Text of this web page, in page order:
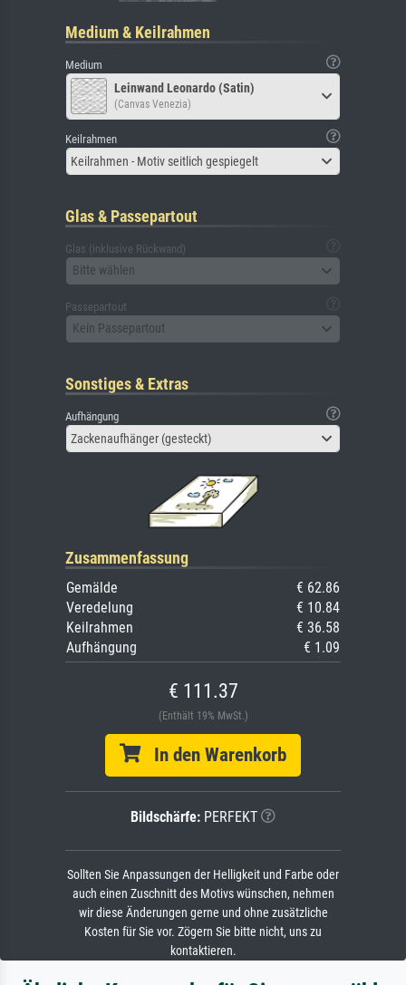
Medium & Keilrahmen
Medium
Leinwand Leonardo (Satin)
(Canvas Venezia)
Keilrahmen
Keilrahmen - Motiv seitlich gespiegelt
Glas & Passepartout
Glas (inklusive Rückwand)
Bitte wählen
Passepartout
Kein Passepartout
Sonstiges & Extras
Aufhängung
Zackenaufhänger (gesteckt)
Zusammenfassung
Gemälde
€ 62.86
Veredelung
€ 10.84
Keilrahmen
€ 36.58
Aufhängung
€ 1.09
€ 111.37
(Enthält 19% MwSt.)
In den Warenkorb
Bildschärfe: PERFEKT
Sollten Sie Anpassungen der Helligkeit und Farbe oder
auch einen Zuschnitt des Motivs wünschen, nehmen
wir diese Änderungen gerne und ohne zusätzliche
Kosten für Sie vor. Zögern Sie bitte nicht, uns zu
kontaktieren.